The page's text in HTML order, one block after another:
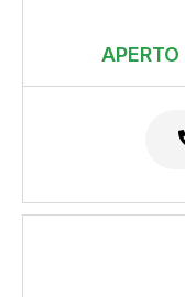
APERTO